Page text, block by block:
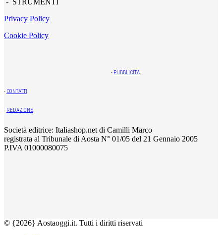
- STRUMENTI
Privacy Policy
Cookie Policy
- PUBBLICITÀ
- CONTATTI
- REDAZIONE
Società editrice: Italiashop.net di Camilli Marco
registrata al Tribunale di Aosta N° 01/05 del 21 Gennaio 2005
P.IVA 01000080075
© {2026} Aostaoggi.it. Tutti i diritti riservati